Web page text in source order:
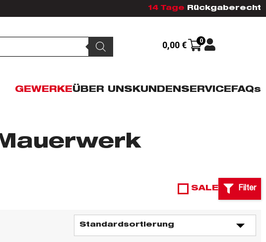
14 Tage Rückgaberecht
0,00 € 0
GEWERKEÜBER UNSKUNDENSERVICEFAQs
SALE Filter